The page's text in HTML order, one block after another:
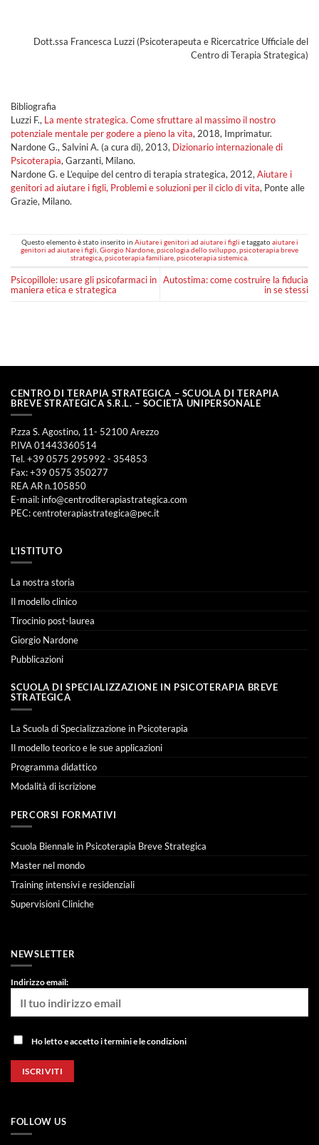
Dott.ssa Francesca Luzzi (Psicoterapeuta e Ricercatrice Ufficiale del
Centro di Terapia Strategica)
Bibliografia
Luzzi F., La mente strategica. Come sfruttare al massimo il nostro
potenziale mentale per godere a pieno la vita, 2018, Imprimatur.
Nardone G., Salvini A. (a cura di), 2013, Dizionario internazionale di
Psicoterapia, Garzanti, Milano.
Nardone G. e L’equipe del centro di terapia strategica, 2012, Aiutare i
genitori ad aiutare i figli, Problemi e soluzioni per il ciclo di vita, Ponte alle
Grazie, Milano.
Questo elemento è stato inserito in Aiutare i genitori ad aiutare i figli e taggatoaiutare i
genitori ad aiutare i figli Giorgio Nardone psicologia dello sviluppo psicoterapia breve
strategica psicoterapia familiare psicoterapia sistemica
Psicopillole: usare gli psicofarmaci in
maniera etica e strategica
Autostima: come costruire la fiducia
in se stessi
CENTRO DI TERAPIA STRATEGICA – SCUOLA DI TERAPIA
BREVE STRATEGICA S.R.L. – SOCIETÀ UNIPERSONALE
P.zza S. Agostino, 11- 52100 Arezzo
P.IVA 01443360514
Tel. +39 0575 295992 - 354853
Fax: +39 0575 350277
REA AR n.105850
E-mail: info@centroditerapiastrategica.com
PEC:centroterapiastrategica@pec.it
L’ISTITUTO
La nostra storia
Il modello clinico
Tirocinio post-laurea
Giorgio Nardone
Pubblicazioni
SCUOLA DI SPECIALIZZAZIONE IN PSICOTERAPIA BREVE
STRATEGICA
La Scuola di Specializzazione in Psicoterapia
Il modello teorico e le sue applicazioni
Programma didattico
Modalità di iscrizione
PERCORSI FORMATIVI
Scuola Biennale in Psicoterapia Breve Strategica
Master nel mondo
Training intensivi e residenziali
Supervisioni Cliniche
NEWSLETTER
Indirizzo email:
Ho letto e accetto i termini e le condizioni
FOLLOW US